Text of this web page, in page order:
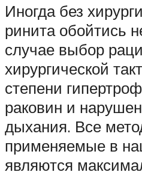
Иногда без
ринита обойтись
случае выбор
хирургической
степени
раковин и
дыхания. Все
применяемые в
являются